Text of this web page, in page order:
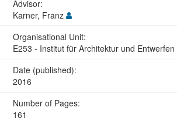
Advisor:
Karner, Franz
Organisational Unit:
E253 - Institut für Architektur und Entwerfen
Date (published):
2016
Number of Pages:
161